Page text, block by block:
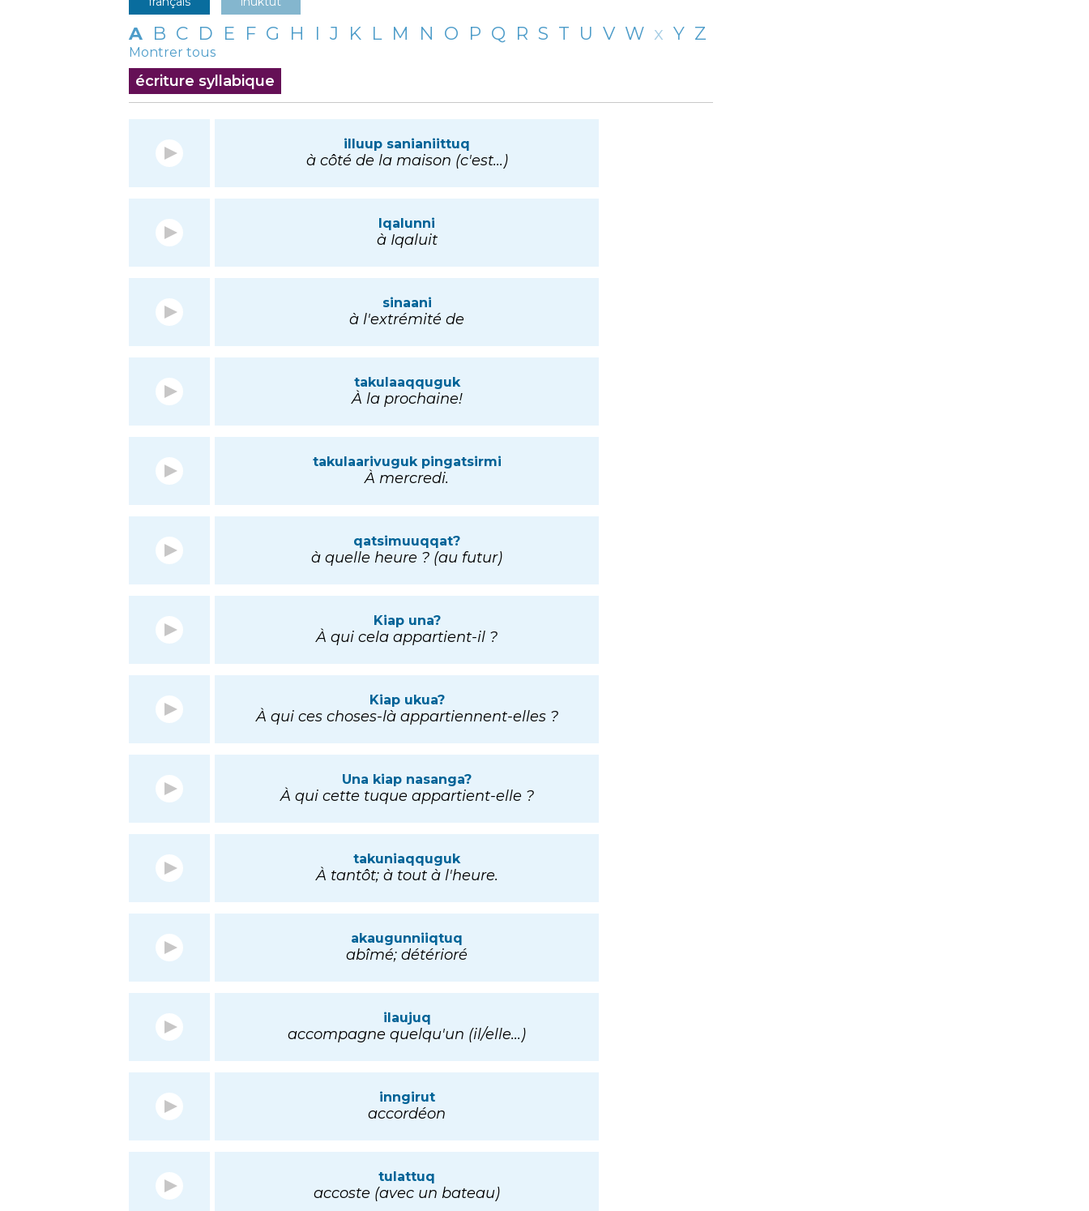
A B C D E F G H I J K L M N O P Q R S T U V W x Y Z
Montrer tous
écriture syllabique
illuup sanianiittuq
à côté de la maison (c'est...)
Iqalunni
à Iqaluit
sinaani
à l'extrémité de
takulaaqquguk
À la prochaine!
takulaarivuguk pingatsirmi
À mercredi.
qatsimuuqqat?
à quelle heure ? (au futur)
Kiap una?
À qui cela appartient-il ?
Kiap ukua?
À qui ces choses-là appartiennent-elles ?
Una kiap nasanga?
À qui cette tuque appartient-elle ?
takuniaqquguk
À tantôt; à tout à l'heure.
akaugunniiqtuq
abîmé; détérioré
ilaujuq
accompagne quelqu'un (il/elle...)
inngirut
accordéon
tulattuq
accoste (avec un bateau)